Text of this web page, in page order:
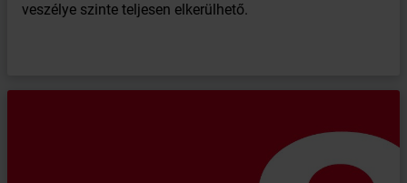
veszélye szinte teljesen elkerülhető.